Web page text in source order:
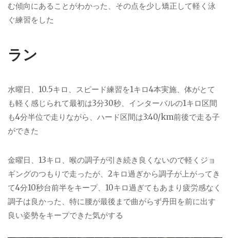
む傾向にあることがわかった、その点を少し矯正して軽く泳
ぐ練習をした
ラン
水曜日、10.5キロ、スピード練習を1キロ4本実施、体がとて
も軽く感じられて最初は3分30秒、インターバルの1キロ区間
も4分半位で走りながら、ハード区間は3:40/km前後で走る子
ができた
金曜日、13キロ、喉の調子が引き続き良くないので軽くジョ
ギングのつもりで走ったが、2キロ過ぎから調子が上がってき
て4分10秒台前半をキープ、10キロ過ぎてもあまり疲労感なく
調子は良かった、特に腰が最後まで曲がらず丹田を前に出す
良い姿勢をキープできた気がする